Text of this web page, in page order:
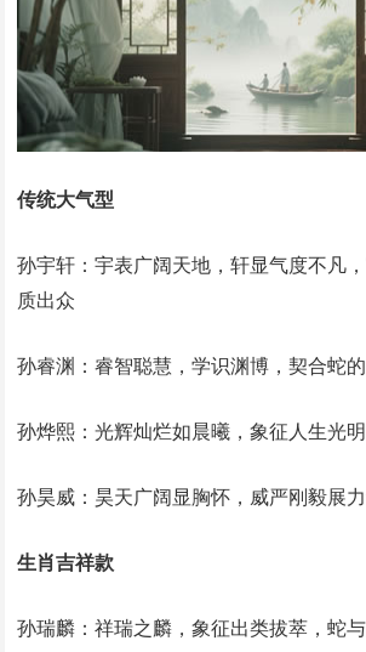
传统大气型
孙宇轩：宇表广阔天地，轩显气度不凡
质出众‌
孙睿渊：睿智聪慧，学识渊博，契合蛇
孙烨熙：光辉灿烂如晨曦，象征人生光
孙昊威：昊天广阔显胸怀，威严刚毅展
生肖吉祥款
孙瑞麟：祥瑞之麟，象征出类拔萃，蛇